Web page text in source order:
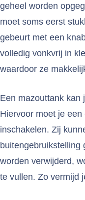
geheel worden
moet soms eerst
gebeurt met een
volledig vonkvrij in
waardoor ze
Een mazouttank kan
Hiervoor moet je
inschakelen. Zij
buitengebruikstelling
worden verwijderd,
te vullen. Zo vermijd